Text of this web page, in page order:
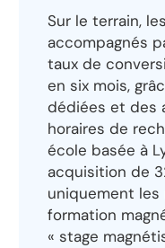
Sur le terrain,
accompagnés
taux de
en six mois,
dédiées et des
horaires de
école basée à
acquisition de
uniquement
formation
« stage